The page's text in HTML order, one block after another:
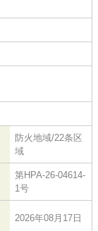
防火地域/22条区
域
第HPA-26-04614-
1号
2026年08月17日